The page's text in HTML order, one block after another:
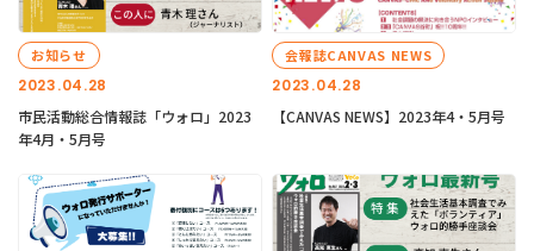
2023.04.28
お知らせ
市民活動総合情報誌「ウォロ」2023
年4月・5月号
2023.04.28
会報誌CANVAS NEWS
【CANVAS NEWS】2023年4・5月号